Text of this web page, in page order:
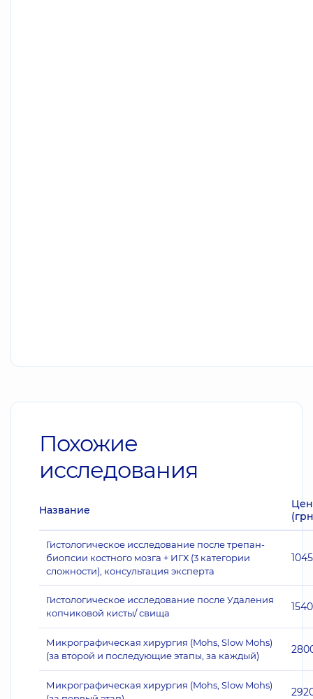
Похожие
исследования
Название
Гистологическое исследование после трепан-
биопсии костного мозга + ИГХ (3 категории
сложности), консультация эксперта
Гистологическое исследование после Удаления
копчиковой кисты/ свища
1540
Микрографическая хирургия (Mohs, Slow Mohs)
(за второй и последующие этапы, за каждый)
Микрографическая хирургия (Mohs, Slow Mohs)